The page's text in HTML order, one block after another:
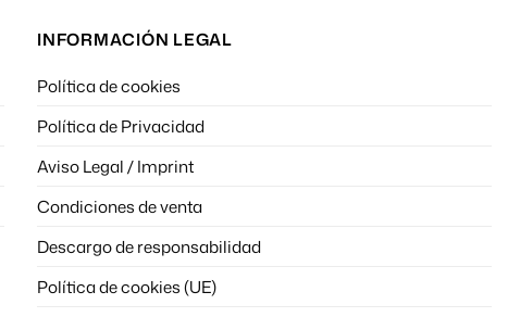
INFORMACIÓN LEGAL
Política de cookies
Política de Privacidad
Aviso Legal / Imprint
Condiciones de venta
Descargo de responsabilidad
Política de cookies (UE)